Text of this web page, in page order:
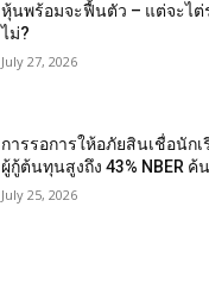
หุ้นพร้อมจะฟื้นตัว – แต่จะไต่
ไม่?
July 27, 2026
การรอการให้อภัยสินเชื่อนัก
ผู้กู้ต้นทุนสูงถึง 43% NBER ค้
July 25, 2026